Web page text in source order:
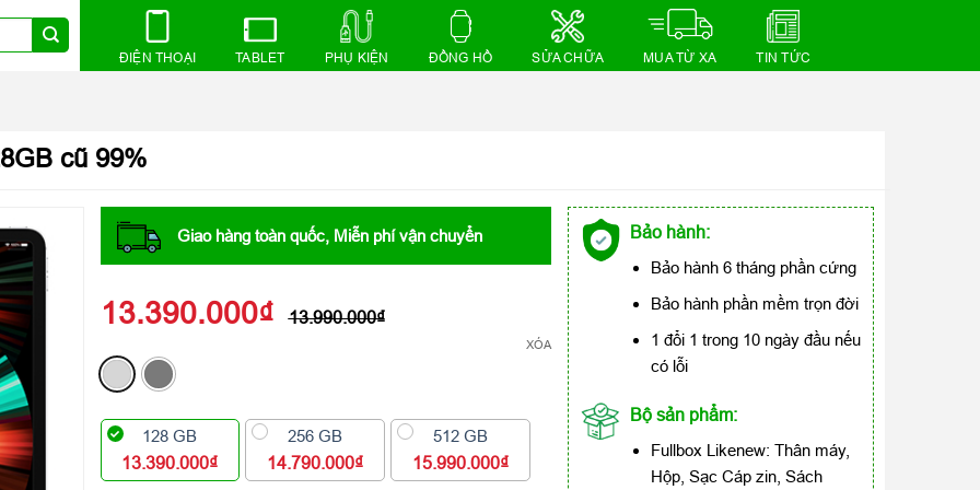
ĐIỆN THOẠI TABLET PHỤ KIỆN ĐỒNG HỒ SỬA CHỮA MUA TỪ XA TIN TỨC
cũ 99%
Giao hàng toàn quốc, Miễn phí vận chuyển
13.390.000₫ 13.990.000₫
XÓA
128 GB
13.390.000₫
256 GB
14.790.000₫
512 GB
15.990.000₫
Bảo hành:
Bảo hành 6 tháng phần cứng
Bảo hành phần mềm trọn đời
1 đổi 1 trong 10 ngày đầu nếu
có lỗi
Bộ sản phẩm:
Fullbox Likenew: Thân máy,
Hộp, Sạc Cáp zin, Sách